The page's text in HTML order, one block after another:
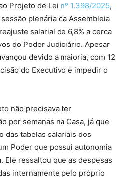
Projeto de Lei nº 1.398/2025,
plenária da Assembleia
salarial de 6,8% a cerca
do Poder Judiciário. Apesar
devido a maioria, com 12
do Executivo e impedir o
não precisava ter
por semanas na Casa, já que
das tabelas salariais dos
Poder que possui autonomia
Ele ressaltou que as despesas
internamente pelo próprio